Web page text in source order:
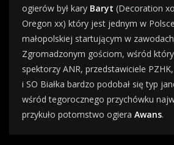
ogierów był kary Baryt (Decoration
Oregon xx) który jest jednym w
małopolskiej startującym w
Zgromadzonym gościom, wśród
spek­to­rzy ANR, przed­sta­wi­cie­le
i SO Biał­ka bardzo podobał się typ
wśród tegorocznego przychówku
przykuło potomstwo ogiera Awans.